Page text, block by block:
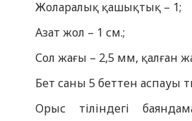
Жоларалық қашықтық – 1;
Азат жол – 1 см.;
Сол жағы – 2,5 мм, қалған
Бет саны 5 беттен аспауы
Орыс тіліндегі